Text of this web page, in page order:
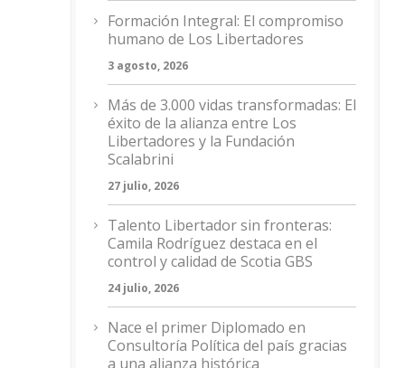
Formación Integral: El compromiso
humano de Los Libertadores
3 agosto, 2026
Más de 3.000 vidas transformadas: El
éxito de la alianza entre Los
Libertadores y la Fundación
Scalabrini
27 julio, 2026
Talento Libertador sin fronteras:
Camila Rodríguez destaca en el
control y calidad de Scotia GBS
24 julio, 2026
Nace el primer Diplomado en
Consultoría Política del país gracias
a una alianza histórica